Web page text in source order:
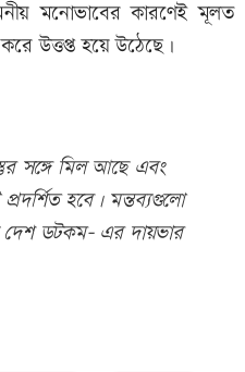
মনোভাবের কারণেই মূলত
উত্তপ্ত হয়ে উঠেছে।
সঙ্গে মিল আছে এবং
হবে। মন্তব্যগুলো
ডটকম- এর দায়ভার